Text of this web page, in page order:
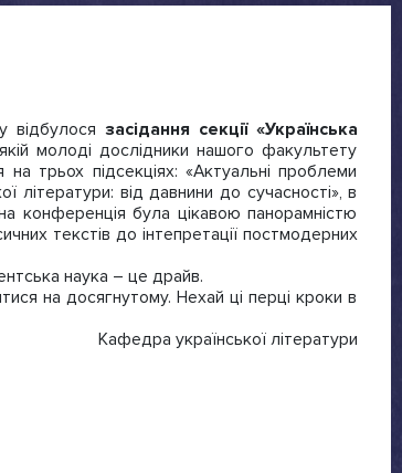
відбулося засідання секції «Українська
молоді дослідники нашого факультету
трьох підсекціях: «Актуальні проблеми
літератури: від давнини до сучасності», в
конференція була цікавою панорамністю
текстів до інтепретації постмодерних
наука – це драйв.
на досягнутому. Нехай ці перці кроки в
Кафедра української літератури